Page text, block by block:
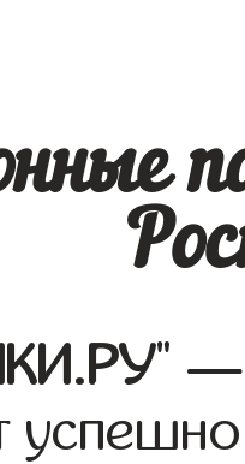
" —